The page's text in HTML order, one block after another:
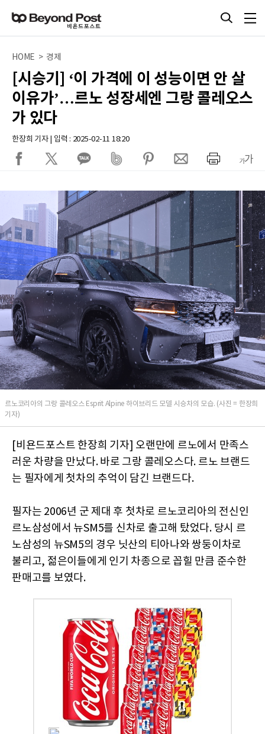
HOME > 경제
[시승기] ‘이 가격에 이 성능이면 안 살
이유가’…르노 성장세엔 그랑 콜레오스
가 있다
한장희 기자 | 입력 : 2025-02-11 18:20
르노코리아의 그랑 콜레오스 Esprit Alpine 하이브리드 모델 시승차의 모습. (사진 = 한장희
기자)
[비욘드포스트 한장희 기자] 오랜만에 르노에서 만족스
러운 차량을 만났다. 바로 그랑 콜레오스다. 르노 브랜드
는 필자에게 첫차의 추억이 담긴 브랜드다.
필자는 2006년 군 제대 후 첫차로 르노코리아의 전신인
르노삼성에서 뉴SM5를 신차로 출고해 탔었다. 당시 르
노삼성의 뉴SM5의 경우 닛산의 티아나와 쌍둥이차로
불리고, 젊은이들에게 인기 차종으로 꼽힐 만큼 준수한
판매고를 보였다.